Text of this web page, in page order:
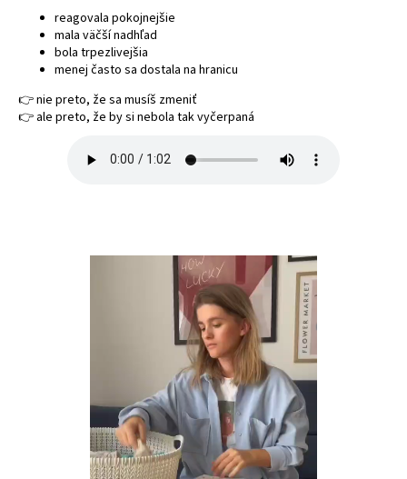
reagovala pokojnejšie
mala väčší nadhľad
bola trpezlivejšia
menej často sa dostala na hranicu
👉 nie preto, že sa musíš zmeniť
👉 ale preto, že by si nebola tak vyčerpaná